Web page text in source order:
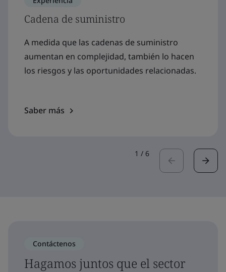
Cadena de suministro
A medida que las cadenas de suministro
aumentan en complejidad, también lo hacen
los riesgos y las oportunidades relacionadas.
Saber más
1 / 6
Contáctenos
Hagamos juntos que el sector